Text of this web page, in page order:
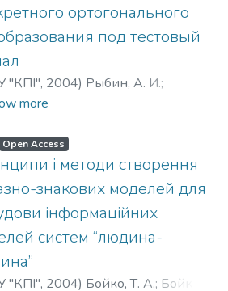
ортогонального
под тестовый
"КПІ", 2004) Рыбин, А. И.;
Е. Г.
more
Open Access
і методи створення
знакових моделей для
інформаційних
систем “людина-
"КПІ", 2004) Бойко, Т. А.; Бойко, Є.